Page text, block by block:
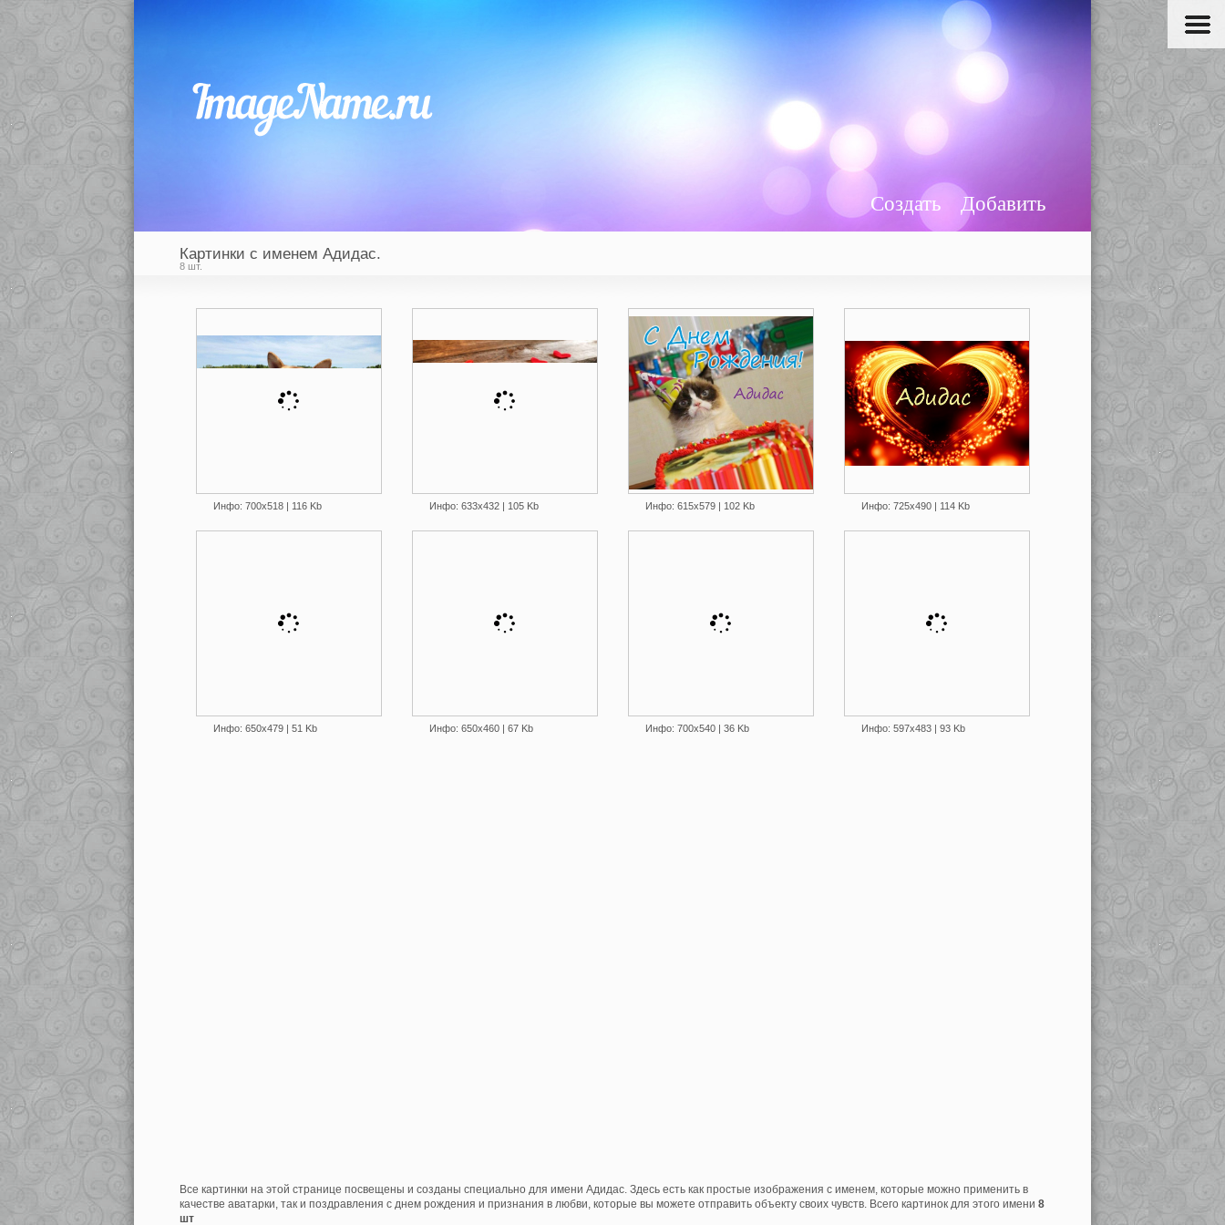
Добавить
Создать
Картинки с именем Адидас.
8 шт.
Инфо: 700х518 | 116 Kb Инфо: 633х432 | 105 Kb Инфо: 615х579 | 102 Kb Инфо: 725х490 | 114 Kb
Инфо: 650х479 | 51 Kb Инфо: 650х460 | 67 Kb Инфо: 700х540 | 36 Kb Инфо: 597х483 | 93 Kb
Все картинки на этой странице посвещены и созданы специально для имени Адидас. Здесь есть как простые изображения с именем, которые можно применить в
качестве аватарки, так и поздравления с днем рождения и признания в любви, которые вы можете отправить объекту своих чувств. Всего картинок для этого имени 8
шт